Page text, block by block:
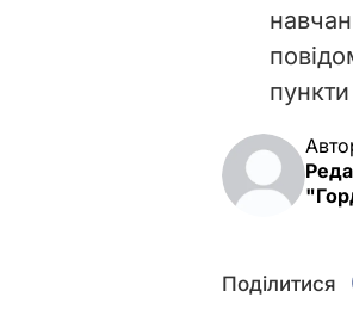
пункти
Поділитися